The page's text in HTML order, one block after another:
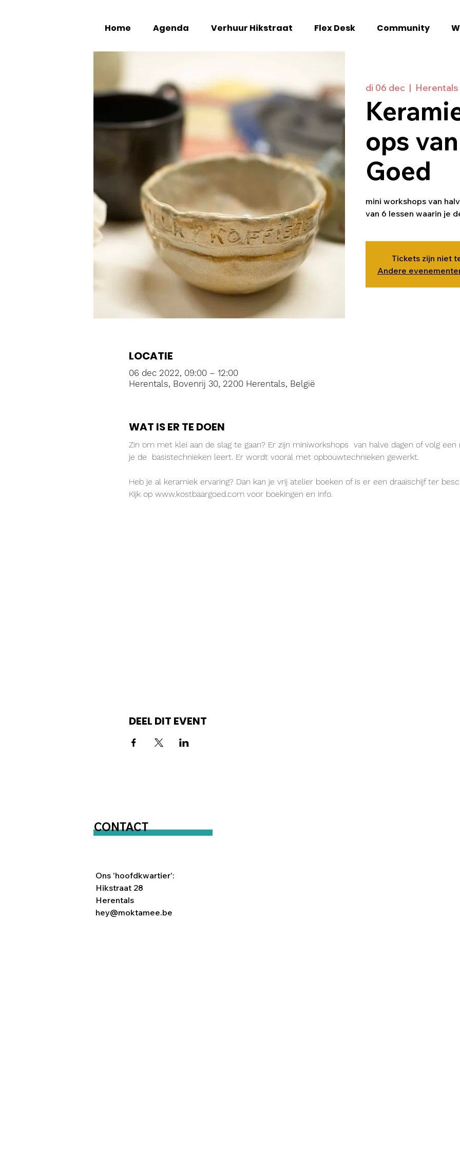
Home Agenda Verhuur Hikstraat Flex Desk Community
di 06 dec
  |
Herentals
ops
Goed
mini workshops van
van 6 lessen waarin je
Tickets zijn niet
Andere
LOCATIE
06 dec 2022, 09:00 – 12:00
Herentals, Bovenrij 30, 2200 Herentals, België
WAT IS ER TE DOEN
Zin om met klei aan de slag te gaan? Er zijn miniworkshops  van halve dagen of volg
je de  basistechnieken leert. Er wordt vooral met opbouwtechnieken gewerkt.
Heb je al keramiek ervaring? Dan kan je vrij atelier boeken of is er een draaischijf ter
Kijk op www.kostbaargoed.com voor boekingen en info.
DEEL DIT EVENT
CONTACT
Ons 'hoofdkwartier':
Hikstraat 28
Herentals
hey@moktamee.be